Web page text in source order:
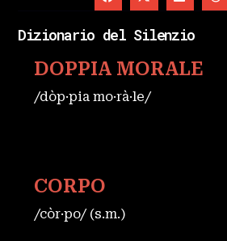
Dizionario del Silenzio
DOPPIA MORALE
/dòp·pia mo·rà·le/
CORPO
/còr·po/ (s.m.)